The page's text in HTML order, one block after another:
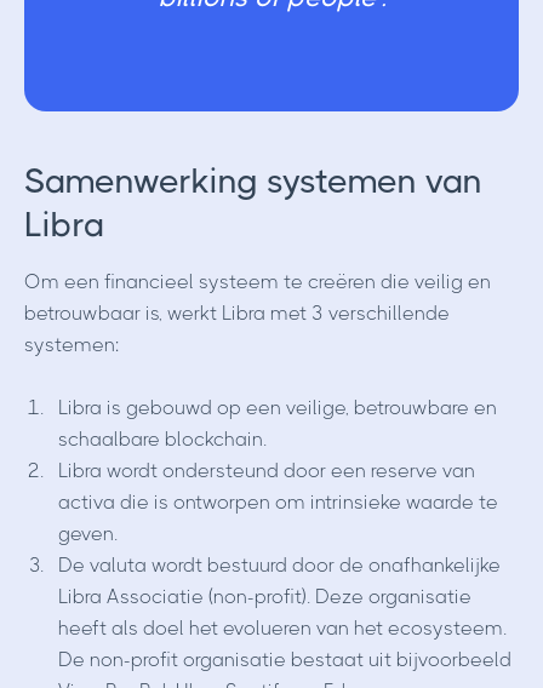
Samenwerking systemen van
Libra
Om een financieel systeem te creëren die veilig en
betrouwbaar is, werkt Libra met 3 verschillende
systemen:
Libra is gebouwd op een veilige, betrouwbare en
schaalbare blockchain.
Libra wordt ondersteund door een reserve van
activa die is ontworpen om intrinsieke waarde te
geven.
De valuta wordt bestuurd door de onafhankelijke
Libra Associatie (non-profit). Deze organisatie
heeft als doel het evolueren van het ecosysteem.
De non-profit organisatie bestaat uit bijvoorbeeld